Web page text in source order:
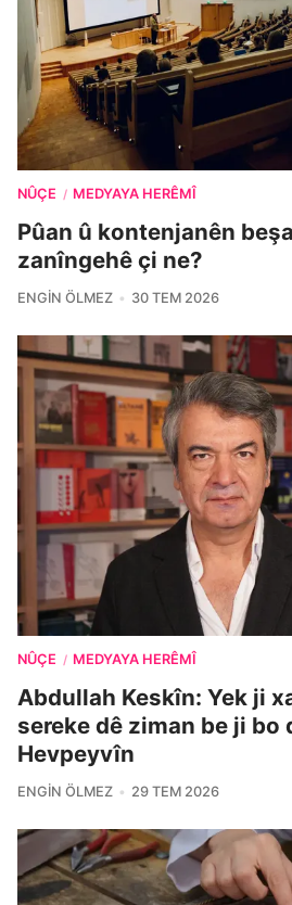
NÛÇE / MEDYAYA HERÊMÎ
Pûan û kontenjanên
zanîngehê çi ne?
ENGIN ÖLMEZ 30 TEM 2026
NÛÇE / MEDYAYA HERÊMÎ
Abdullah Keskîn: Yek ji
sereke dê ziman be ji bo
Hevpeyvîn
ENGIN ÖLMEZ 29 TEM 2026